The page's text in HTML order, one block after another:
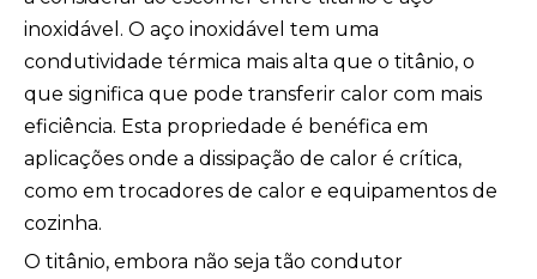
inoxidável. O aço inoxidável tem uma
condutividade térmica mais alta que o titânio, o
que significa que pode transferir calor com mais
eficiência. Esta propriedade é benéfica em
aplicações onde a dissipação de calor é crítica,
como em trocadores de calor e equipamentos de
cozinha.
O titânio, embora não seja tão condutor